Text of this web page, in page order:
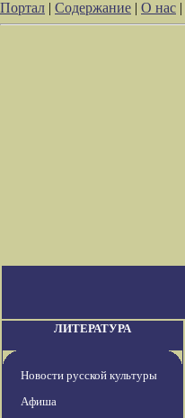
Портал | Содержание | О нас |
ЛИТЕРАТУРА
Новости русской культуры
Афиша